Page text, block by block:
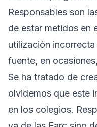
Responsables son
de estar metidos en
utilización
fuente, en
Se ha tratado de
olvidemos que este
en los colegios.